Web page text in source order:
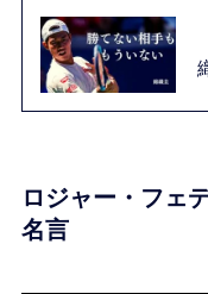
ロジャー・フェ
名言